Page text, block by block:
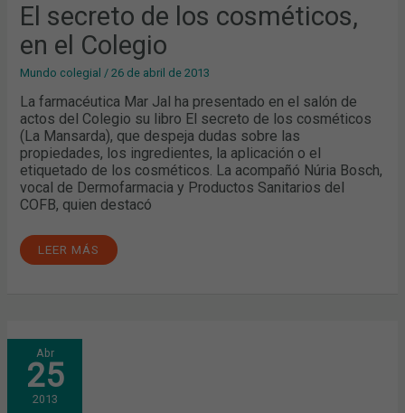
El secreto de los cosméticos,
en el Colegio
Mundo colegial /26 de abril de 2013
La farmacéutica Mar Jal ha presentado en el salón de
actos del Colegio su libro El secreto de los cosméticos
(La Mansarda), que despeja dudas sobre las
propiedades, los ingredientes, la aplicación o el
etiquetado de los cosméticos. La acompañó Núria Bosch,
vocal de Dermofarmacia y Productos Sanitarios del
COFB, quien destacó
LEER MÁS
Abr
25
2013
EVALUACIÓN
DE
FÁRMACOS
ONCOLÓGICOS